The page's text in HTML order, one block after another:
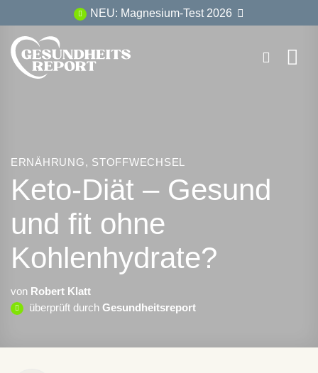
Inhalt
springen
NEU: Magnesium-Test 2026
ERNÄHRUNG, STOFFWECHSEL
Keto-Diät – Gesund
und fit ohne
Kohlenhydrate?
von Robert Klatt
überprüft durch Gesundheitsreport